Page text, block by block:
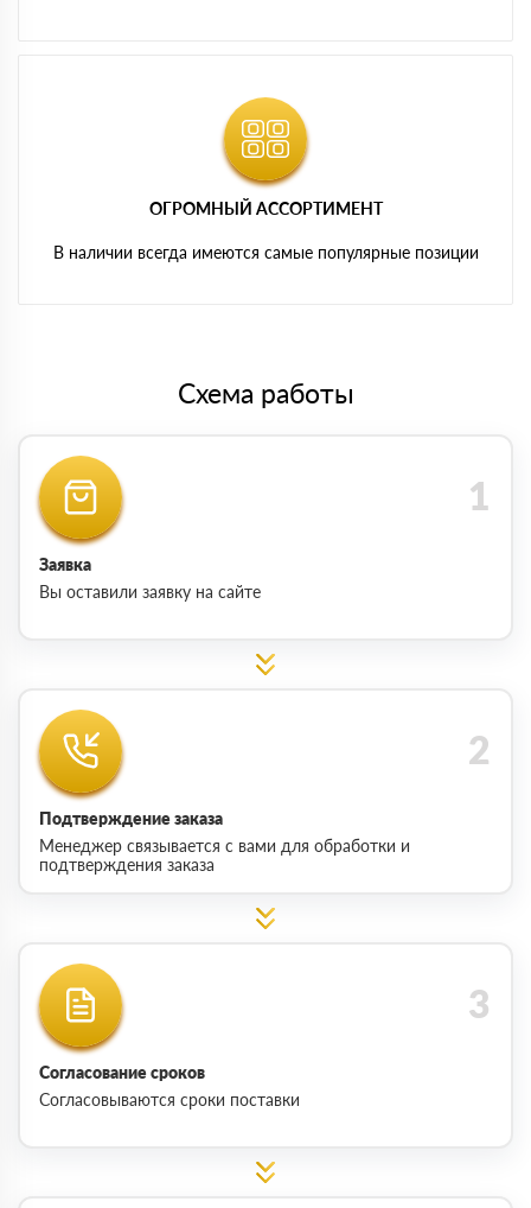
ОГРОМНЫЙ АССОРТИМЕНТ
В наличии всегда имеются самые популярные позиции
Схема работы
Заявка
Вы оставили заявку на сайте
Подтверждение заказа
Менеджер связывается с вами для обработки и
подтверждения заказа
Согласование сроков
Согласовываются сроки поставки